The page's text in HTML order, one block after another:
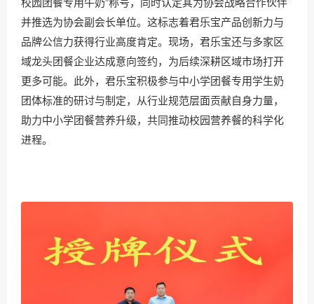
并推选为协会副会长单位。这标志着君乐宝产品创新力与
品牌公信力获得行业高度肯定。现场，君乐宝还与多家区
域龙头团餐企业达成意向签约，为后续深耕区域市场打开
更多可能。此外，君乐宝积极参与中小学团餐专用学生奶
团体标准的研讨与制定，从行业规范层面贡献自身力量，
助力中小学团餐营养升级，共同推动校园营养餐的科学化
进程。